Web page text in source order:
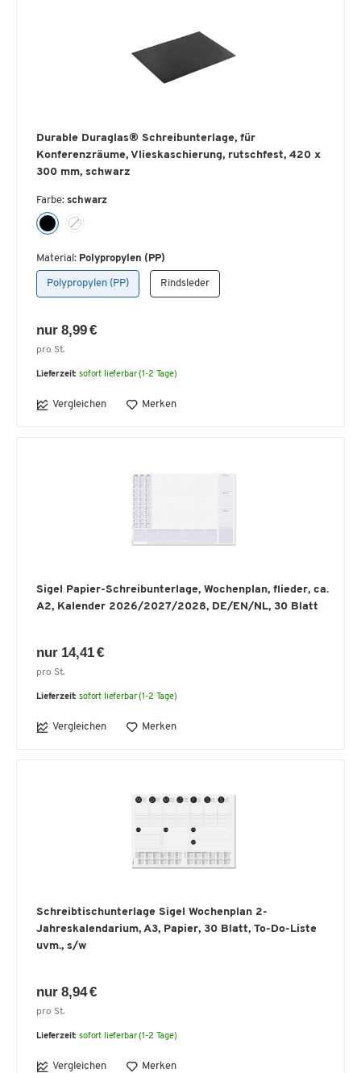
Durable Duraglas® Schreibunterlage, für
Konferenzräume, Vlieskaschierung, rutschfest, 420 x
300 mm, schwarz
Farbe: schwarz
Material: Polypropylen (PP)
Polypropylen (PP) Rindsleder
nur 8,99 €
pro St.
Lieferzeit: sofort lieferbar (1-2 Tage)
Vergleichen Merken
Sigel Papier-Schreibunterlage, Wochenplan, flieder, ca.
A2, Kalender 2026/2027/2028, DE/EN/NL, 30 Blatt
nur 14,41 €
pro St.
Lieferzeit: sofort lieferbar (1-2 Tage)
Vergleichen Merken
Schreibtischunterlage Sigel Wochenplan 2-
Jahreskalendarium, A3, Papier, 30 Blatt, To-Do-Liste
uvm., s/w
nur 8,94 €
pro St.
Lieferzeit: sofort lieferbar (1-2 Tage)
Vergleichen Merken